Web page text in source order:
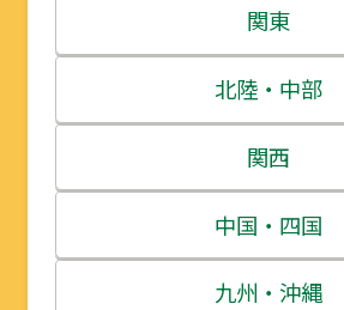
北海道
青森県
岩手県
宮城県
秋田県
関東
茨城県
栃木県
群馬県
埼玉県
北陸・中部
新潟県
富山県
石川県
関西
三重県
滋賀県
中国・四国
鳥取県
九州・沖縄